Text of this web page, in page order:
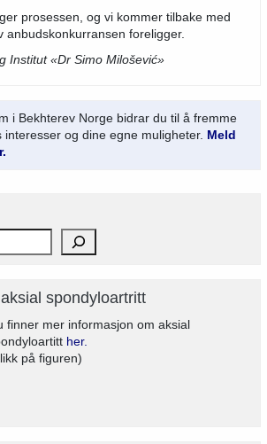
prosessen, og vi kommer tilbake med
anbudskonkurransen foreligger.
Institut «Dr Simo Milošević»
i Bekhterev Norge bidrar du til å fremme
interesser og dine egne muligheter. Meld
spondyloartritt
finner mer informasjon om aksial
her.
på figuren)